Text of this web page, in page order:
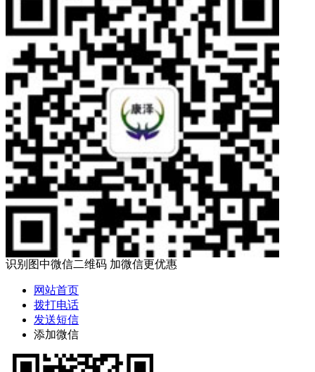
识别图中微信二维码 加微信更优惠
网站首页
拨打电话
发送短信
添加微信